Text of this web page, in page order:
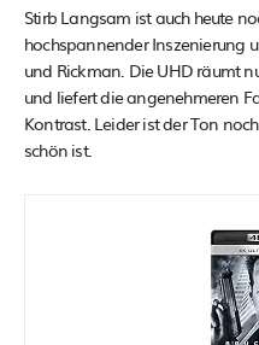
Stirb Langsam ist auch heute
hochspannender Inszenierung
und Rickman. Die UHD räumt
und liefert die angenehmeren
Kontrast. Leider ist der Ton
schön ist.